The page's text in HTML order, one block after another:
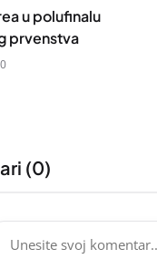
u polufinalu
prvenstva
0
(0)